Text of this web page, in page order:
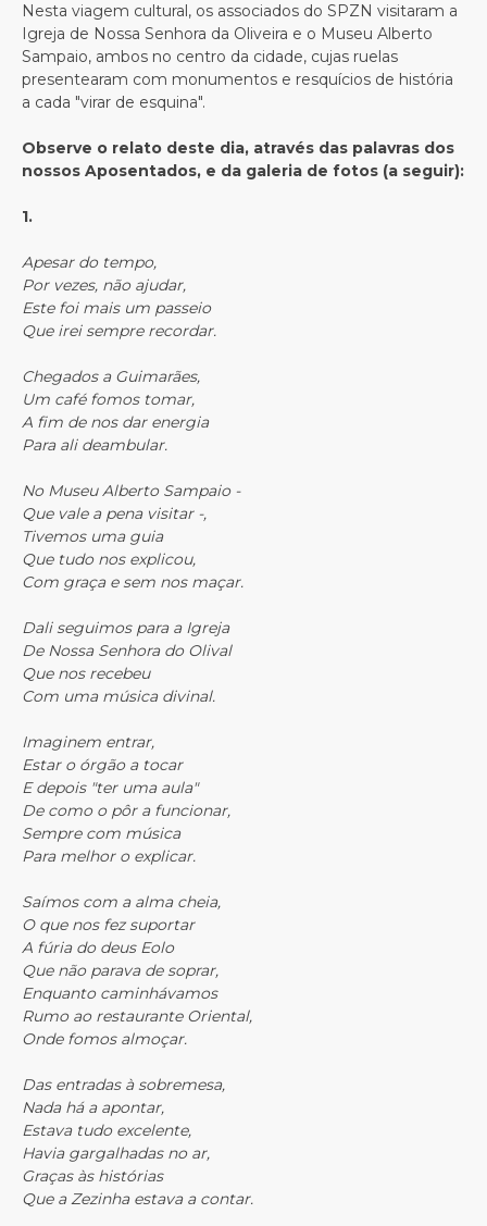
Nesta viagem cultural, os associados do SPZN visitaram a
Igreja de Nossa Senhora da Oliveira e o Museu Alberto
Sampaio, ambos no centro da cidade, cujas ruelas
presentearam com monumentos e resquícios de história
a cada "virar de esquina".
Observe o relato deste dia, através das palavras dos
nossos Aposentados, e da galeria de fotos (a seguir):
1.
Apesar do tempo,
Por vezes, não ajudar,
Este foi mais um passeio
Que irei sempre recordar.
Chegados a Guimarães,
Um café fomos tomar,
A fim de nos dar energia
Para ali deambular.
No Museu Alberto Sampaio -
Que vale a pena visitar -,
Tivemos uma guia
Que tudo nos explicou,
Com graça e sem nos maçar.
Dali seguimos para a Igreja
De Nossa Senhora do Olival
Que nos recebeu
Com uma música divinal.
Imaginem entrar,
Estar o órgão a tocar
E depois "ter uma aula"
De como o pôr a funcionar,
Sempre com música
Para melhor o explicar.
Saímos com a alma cheia,
O que nos fez suportar
A fúria do deus Eolo
Que não parava de soprar,
Enquanto caminhávamos
Rumo ao restaurante Oriental,
Onde fomos almoçar.
Das entradas à sobremesa,
Nada há a apontar,
Estava tudo excelente,
Havia gargalhadas no ar,
Graças às histórias
Que a Zezinha estava a contar.